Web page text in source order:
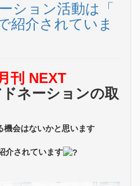
ション活動は「
紹介されていま
刊 NEXT
ネーションの取
機会はないかと思います
介されています